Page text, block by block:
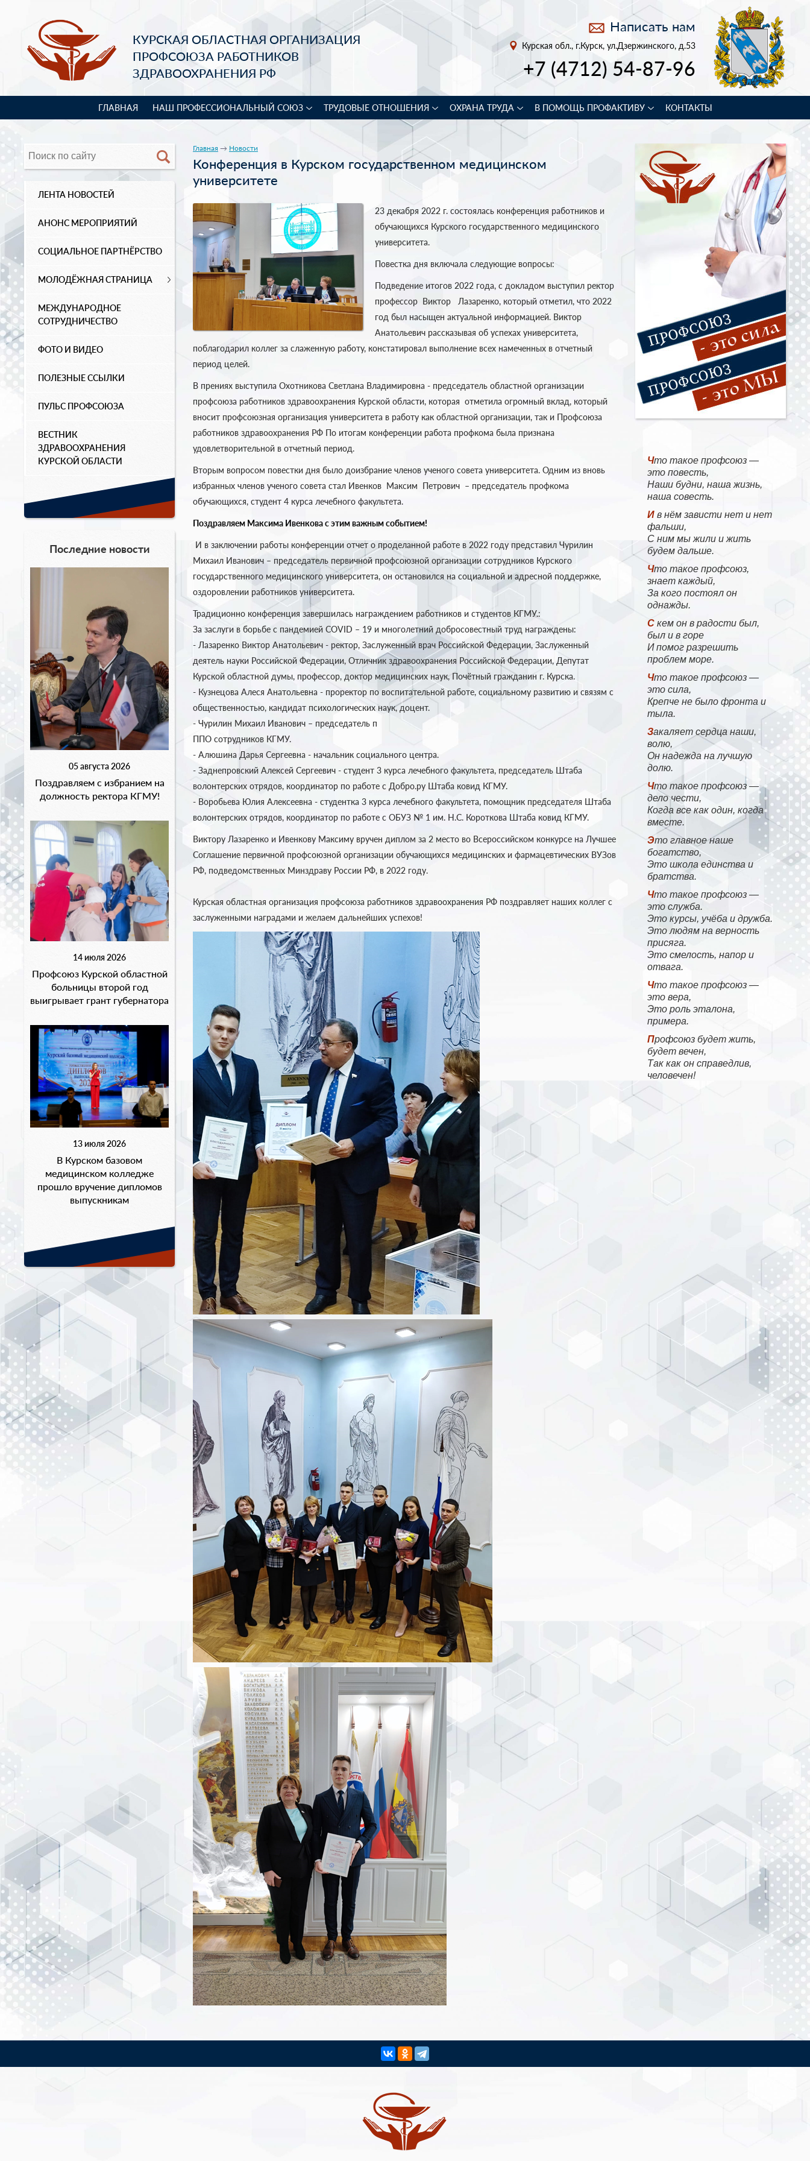
КУРСКАЯ ОБЛАСТНАЯ ОРГАНИЗАЦИЯ
ПРОФСОЮЗА РАБОТНИКОВ
ЗДРАВООХРАНЕНИЯ РФ
Написать нам
Курская обл., г.Курск, ул.Дзержинского, д.53
+7 (4712) 54-87-96
ГЛАВНАЯ НАШ ПРОФЕССИОНАЛЬНЫЙ СОЮЗ ТРУДОВЫЕ ОТНОШЕНИЯ ОХРАНА ТРУДА В ПОМОЩЬ ПРОФАКТИВУ КОНТАКТЫ
ЛЕНТА НОВОСТЕЙ
АНОНС МЕРОПРИЯТИЙ
СОЦИАЛЬНОЕ ПАРТНЁРСТВО
МОЛОДЁЖНАЯ СТРАНИЦА
МЕЖДУНАРОДНОЕ
СОТРУДНИЧЕСТВО
ФОТО И ВИДЕО
ПОЛЕЗНЫЕ ССЫЛКИ
ПУЛЬС ПРОФСОЮЗА
ВЕСТНИК
ЗДРАВООХРАНЕНИЯ
КУРСКОЙ ОБЛАСТИ
Последние новости
05 августа 2026
Поздравляем с избранием на
должность ректора КГМУ!
14 июля 2026
Профсоюз Курской областной
больницы второй год
выигрывает грант губернатора
13 июля 2026
В Курском базовом
медицинском колледже
прошло вручение дипломов
выпускникам
Что такое профсоюз —
это повесть,
Наши будни, наша жизнь,
наша совесть.
И в нём зависти нет и нет
фальши,
С ним мы жили и жить
будем дальше.
Что такое профсоюз,
знает каждый,
За кого постоял он
однажды.
С кем он в радости был,
был и в горе
И помог разрешить
проблем море.
Что такое профсоюз —
это сила,
Крепче не было фронта и
тыла.
Закаляет сердца наши,
волю,
Он надежда на лучшую
долю.
Что такое профсоюз —
дело чести,
Когда все как один, когда
вместе.
Это главное наше
богатство,
Это школа единства и
братства.
Что такое профсоюз —
это служба.
Это курсы, учёба и дружба.
Это людям на верность
присяга.
Это смелость, напор и
отвага.
Что такое профсоюз —
это вера,
Это роль эталона,
примера.
Профсоюз будет жить,
будет вечен,
Так как он справедлив,
человечен!
Главная → Новости
Конференция в Курском государственном медицинском
университете
23 декабря 2022 г. состоялась конференция работников и
обучающихся Курского государственного медицинского
университета.
Повестка дня включала следующие вопросы:
Подведение итогов 2022 года, с докладом выступил ректор
профессор Виктор Лазаренко, который отметил, что 2022
год был насыщен актуальной информацией. Виктор
Анатольевич рассказывая об успехах университета,
поблагодарил коллег за слаженную работу, констатировал выполнение всех намеченных в отчетный
период целей.
В прениях выступила Охотникова Светлана Владимировна - председатель областной организации
профсоюза работников здравоохранения Курской области, которая отметила огромный вклад, который
вносит профсоюзная организация университета в работу как областной организации, так и Профсоюза
работников здравоохранения РФ По итогам конференции работа профкома была признана
удовлетворительной в отчетный период.
Вторым вопросом повестки дня было доизбрание членов ученого совета университета. Одним из вновь
избранных членов ученого совета стал Ивенков Максим Петрович – председатель профкома
обучающихся, студент 4 курса лечебного факультета.
Поздравляем Максима Ивенкова с этим важным событием!
И в заключении работы конференции отчет о проделанной работе в 2022 году представил Чурилин
Михаил Иванович – председатель первичной профсоюзной организации сотрудников Курского
государственного медицинского университета, он остановился на социальной и адресной поддержке,
оздоровлении работников университета.
Традиционно конференция завершилась награждением работников и студентов КГМУ.:
За заслуги в борьбе с пандемией COVID – 19 и многолетний добросовестный труд награждены:
- Лазаренко Виктор Анатольевич - ректор, Заслуженный врач Российской Федерации, Заслуженный
деятель науки Российской Федерации, Отличник здравоохранения Российской Федерации, Депутат
Курской областной думы, профессор, доктор медицинских наук, Почётный гражданин г. Курска.
- Кузнецова Алеся Анатольевна - проректор по воспитательной работе, социальному развитию и связям с
общественностью, кандидат психологических наук, доцент.
- Чурилин Михаил Иванович – председатель п
ППО сотрудников КГМУ.
- Алюшина Дарья Сергеевна - начальник социального центра.
- Заднепровский Алексей Сергеевич - студент 3 курса лечебного факультета, председатель Штаба
волонтерских отрядов, координатор по работе с Добро.ру Штаба ковид КГМУ.
- Воробьева Юлия Алексеевна - студентка 3 курса лечебного факультета, помощник председателя Штаба
волонтерских отрядов, координатор по работе с ОБУЗ № 1 им. Н.С. Короткова Штаба ковид КГМУ.
Виктору Лазаренко и Ивенкову Максиму вручен диплом за 2 место во Всероссийском конкурсе на Лучшее
Соглашение первичной профсоюзной организации обучающихся медицинских и фармацевтических ВУЗов
РФ, подведомственных Минздраву России РФ, в 2022 году.
Курская областная организация профсоюза работников здравоохранения РФ поздравляет наших коллег с
заслуженными наградами и желаем дальнейших успехов!